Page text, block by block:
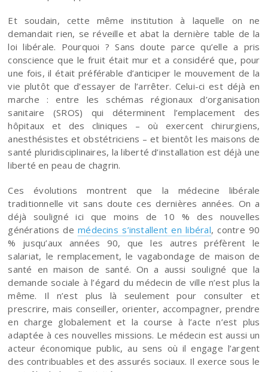
Et soudain, cette même institution à laquelle on ne
demandait rien, se réveille et abat la dernière table de la
loi libérale. Pourquoi ? Sans doute parce qu’elle a pris
conscience que le fruit était mur et a considéré que, pour
une fois, il était préférable d’anticiper le mouvement de la
vie plutôt que d’essayer de l’arrêter. Celui-ci est déjà en
marche : entre les schémas régionaux d’organisation
sanitaire (SROS) qui déterminent l’emplacement des
hôpitaux et des cliniques – où exercent chirurgiens,
anesthésistes et obstétriciens – et bientôt les maisons de
santé pluridisciplinaires, la liberté d’installation est déjà une
liberté en peau de chagrin.
Ces évolutions montrent que la médecine libérale
traditionnelle vit sans doute ces dernières années. On a
déjà souligné ici que moins de 10 % des nouvelles
générations demédecins s’installent en libéral, contre 90
% jusqu’aux années 90, que les autres préfèrent le
salariat, le remplacement, le vagabondage de maison de
santé en maison de santé. On a aussi souligné que la
demande sociale à l’égard du médecin de ville n’est plus la
même. Il n’est plus là seulement pour consulter et
prescrire, mais conseiller, orienter, accompagner, prendre
en charge globalement et la course à l’acte n’est plus
adaptée à ces nouvelles missions. Le médecin est aussi un
acteur économique public, au sens où il engage l’argent
des contribuables et des assurés sociaux. Il exerce sous le